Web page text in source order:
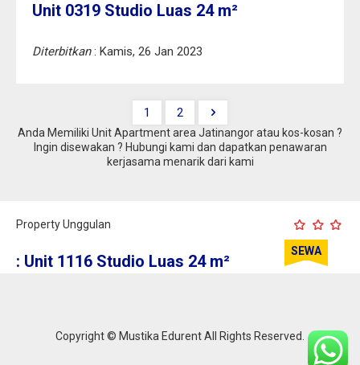
Unit 0319 Studio Luas 24 m²
Diterbitkan: Kamis, 26 Jan 2023
1 2
Anda Memiliki Unit Apartment area Jatinangor atau kos-kosan ?
Ingin disewakan ? Hubungi kami dan dapatkan penawaran
kerjasama menarik dari kami
Property Unggulan
SEWA
: Unit 1116 Studio Luas 24 m²
Tahunan
33.000.000 30.000.000
Copyright © Mustika Edurent All Rights Reserved.